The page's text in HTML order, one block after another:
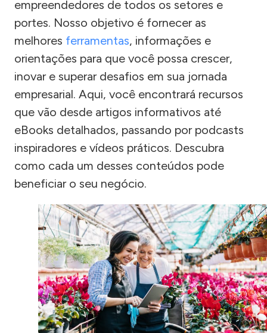
empreendedores de todos os setores e
portes. Nosso objetivo é fornecer as
melhores ferramentas, informações e
orientações para que você possa crescer,
inovar e superar desafios em sua jornada
empresarial. Aqui, você encontrará recursos
que vão desde artigos informativos até
eBooks detalhados, passando por podcasts
inspiradores e vídeos práticos. Descubra
como cada um desses conteúdos pode
beneficiar o seu negócio.